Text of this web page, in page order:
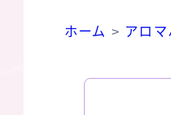
ホーム > アロ